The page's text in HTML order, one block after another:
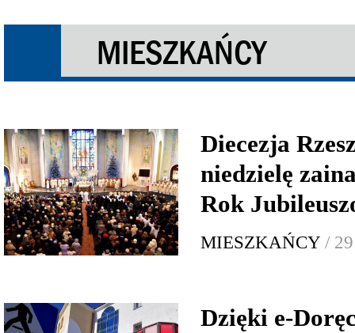
MIESZKAŃCY
Diecezja
niedzielę
Rok
MIESZKAŃCY /
Dzięki e-